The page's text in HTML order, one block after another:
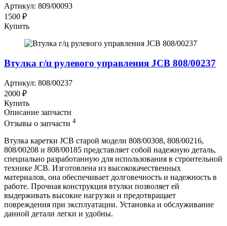
Артикул: 809/00093
1500 ₽
Купить
Втулка г/ц рулевого управления JCB 808/00237
Артикул: 808/00237
2000 ₽
Купить
Описание запчасти
Отзывы о запчасти 4
Втулка каретки JCB старой модели 808/00308, 808/00216,
808/00208 и 808/00185 представляет собой надежную деталь,
специально разработанную для использования в строительной
технике JCB. Изготовлена из высококачественных
материалов, она обеспечивает долговечность и надежность в
работе. Прочная конструкция втулки позволяет ей
выдерживать высокие нагрузки и предотвращает
повреждения при эксплуатации. Установка и обслуживание
данной детали легки и удобны.